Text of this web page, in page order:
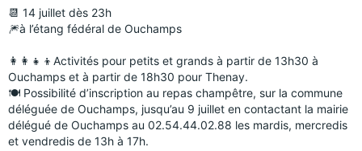
📆 14 juillet dès 23h
🎆à l’étang fédéral de Ouchamps
👩‍👩‍👧‍👦Activités pour petits et grands à partir de 13h30 à
Ouchamps et à partir de 18h30 pour Thenay.
🍽 Possibilité d’inscription au repas champêtre, sur la commune
déléguée de Ouchamps, jusqu’au 9 juillet en contactant la mairie
délégué de Ouchamps au 02.54.44.02.88 les mardis, mercredis
et vendredis de 13h à 17h.